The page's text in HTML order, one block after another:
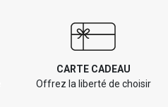
CARTE CADEAU
Offrez la liberté de choisir